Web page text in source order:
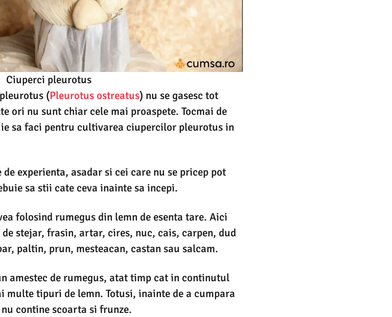
Ciuperci pleurotus
(Pleurotus ostreatus) nu se gasesc tot
ori nu sunt chiar cele mai proaspete. Tocmai de
sa faci pentru cultivarea ciupercilor pleurotus in
de experienta, asadar si cei care nu se pricep pot
sa stii cate ceva inainte sa incepi.
folosind rumegus din lemn de esenta tare. Aici
stejar, frasin, artar, cires, nuc, cais, carpen, dud
paltin, prun, mesteacan, castan sau salcam.
amestec de rumegus, atat timp cat in continutul
multe tipuri de lemn. Totusi, inainte de a cumpara
contine scoarta si frunze.